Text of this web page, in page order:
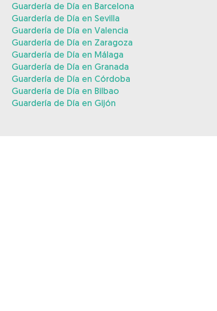
Guardería de Día en Barcelona
Guardería de Día en Sevilla
Guardería de Día en Valencia
Guardería de Día en Zaragoza
Guardería de Día en Málaga
Guardería de Día en Granada
Guardería de Día en Córdoba
Guardería de Día en Bilbao
Guardería de Día en Gijón